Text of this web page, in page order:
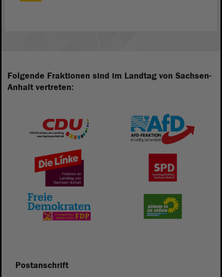
Folgende Fraktionen sind im Landtag von Sachsen-
Anhalt vertreten:
Postanschrift